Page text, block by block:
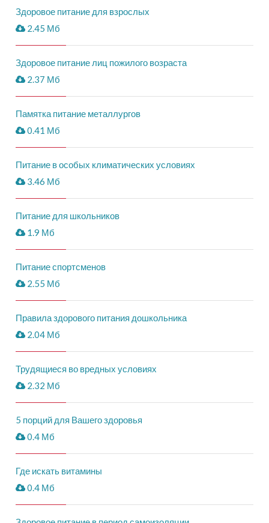
Здоровое питание для взрослых
2.45 Мб
Здоровое питание лиц пожилого возраста
2.37 Мб
Памятка питание металлургов
0.41 Мб
Питание в особых климатических условиях
3.46 Мб
Питание для школьников
1.9 Мб
Питание спортсменов
2.55 Мб
Правила здорового питания дошкольника
2.04 Мб
Трудящиеся во вредных условиях
2.32 Мб
5 порций для Вашего здоровья
0.4 Мб
Где искать витамины
0.4 Мб